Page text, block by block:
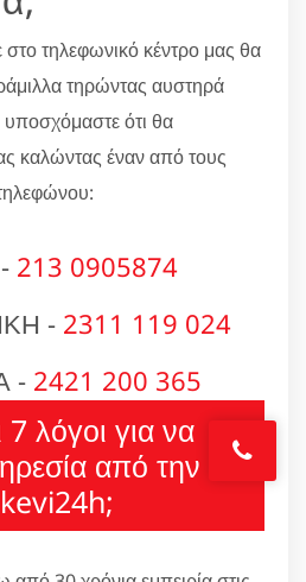
στο τηλεφωνικό κέντρο μας θα
τηρώντας αυστηρά
ότι θα
καλώντας έναν από τους
213 0905874
- 2311 119 024
- 2421 200 365
7 λόγοι για να
από την